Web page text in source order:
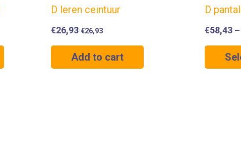
D leren ceintuur
€26,93 €26,93
Add to cart
D
€58,43 –